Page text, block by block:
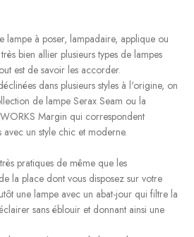
lampe à poser, lampadaire, applique ou
bien allier plusieurs types de lampes
est de savoir les accorder.
dans plusieurs styles à l'origine, on
de lampe Serax Seam ou la
Margin qui correspondent
un style chic et moderne.
pratiques de même que les
la place dont vous disposez sur votre
une lampe avec un abat-jour qui filtre la
sans éblouir et donnant ainsi une